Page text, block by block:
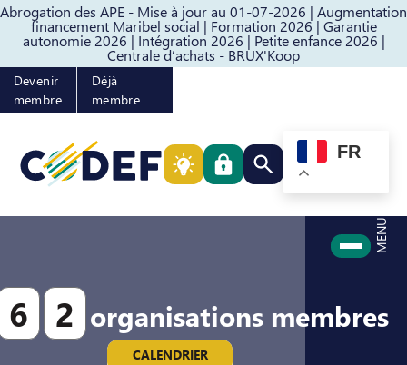
Abrogation des APE - Mise à jour au 01-07-2026 | Augmentation
financement Maribel social | Formation 2026 | Garantie
autonomie 2026 | Intégration 2026 | Petite enfance 2026 |
Centrale d’achats - BRUX'Koop
Passer au contenuPasser au pied de page
Devenir
membre
Déjà
membre
Rechercher quelque
FR
MENU
6 2 organisations membres
CALENDRIER